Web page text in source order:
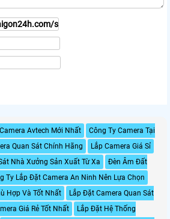
Avtech Mới Nhất
Công Ty Camera Tại
Quan Sát Chính Hãng
Lắp Camera Giá Sỉ
Nhà Xưởng Sản Xuất Từ Xa
Đèn Âm Đất
Ty Lắp Đặt Camera An Ninh Nên Lựa Chọn
Hợp Và Tốt Nhất
Lắp Đặt Camera Quan Sát
Giá Rẻ Tốt Nhất Lắp Đặt Hệ Thống